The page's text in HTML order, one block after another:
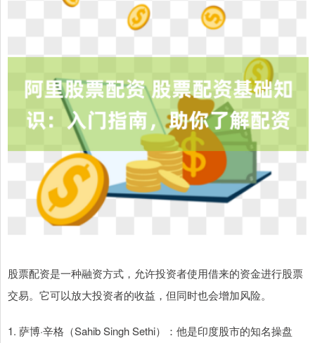
股票配资是一种融资方式，允许投资者使用借来的资金进行股票
交易。它可以放大投资者的收益，但同时也会增加风险。
1. 萨博·辛格（Sahib Singh Sethi）：他是印度股市的知名操盘